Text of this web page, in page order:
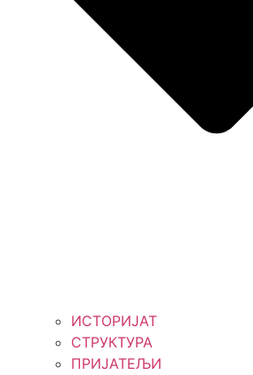
ИСТОРИЈАТ
СТРУКТУРА
ПРИЈАТЕЉИ